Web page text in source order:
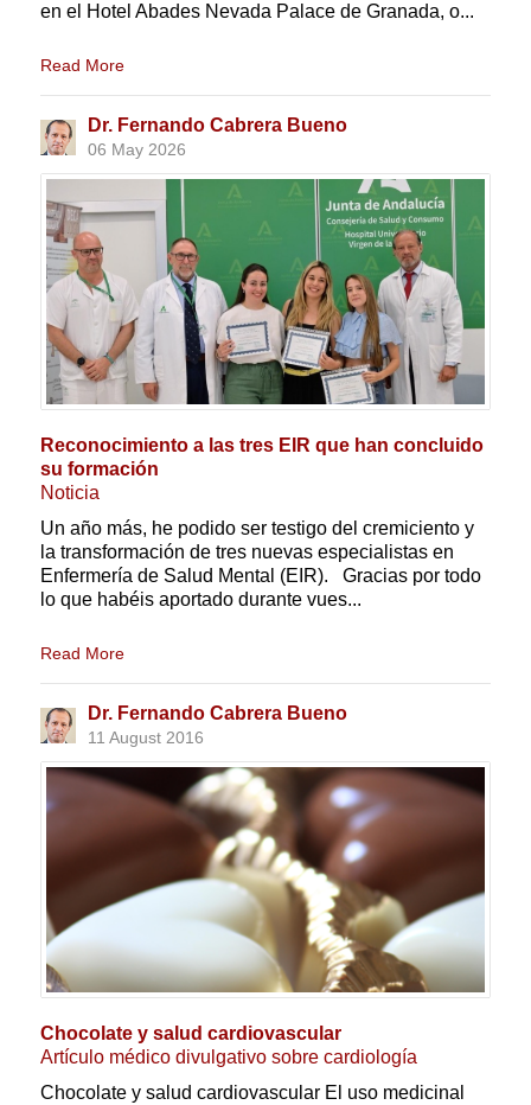
en el Hotel Abades Nevada Palace de Granada, o...
Read More
Dr. Fernando Cabrera Bueno
06 May 2026
Reconocimiento a las tres EIR que han concluido
su formación
Noticia
Un año más, he podido ser testigo del cremiciento y
la transformación de tres nuevas especialistas en
Enfermería de Salud Mental (EIR). Gracias por todo
lo que habéis aportado durante vues...
Read More
Dr. Fernando Cabrera Bueno
11 August 2016
Chocolate y salud cardiovascular
Artículo médico divulgativo sobre cardiología
Chocolate y salud cardiovascular El uso medicinal